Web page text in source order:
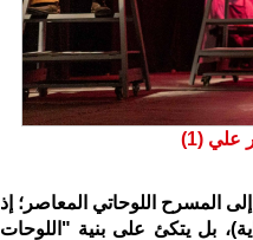
علي (1)
المسرح اللوحاتي المعاصر؛ إذ
بل يتكئ على بنية "اللوحات